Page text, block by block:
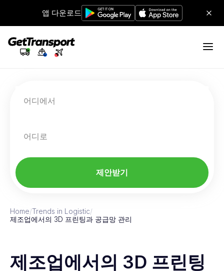
앱 다운로드
어디에서
어디로
제안받기
Home/Trends in Logistic/
제조업에서의 3D 프린팅과 공급망 관리
제조업에서의 3D 프린팅